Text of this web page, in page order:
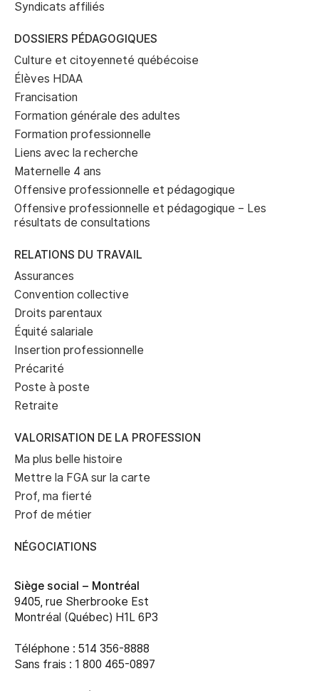
Syndicats affiliés
DOSSIERS PÉDAGOGIQUES
Culture et citoyenneté québécoise
Élèves HDAA
Francisation
Formation générale des adultes
Formation professionnelle
Liens avec la recherche
Maternelle 4 ans
Offensive professionnelle et pédagogique
Offensive professionnelle et pédagogique – Les
résultats de consultations
RELATIONS DU TRAVAIL
Assurances
Convention collective
Droits parentaux
Équité salariale
Insertion professionnelle
Précarité
Poste à poste
Retraite
VALORISATION DE LA PROFESSION
Ma plus belle histoire
Mettre la FGA sur la carte
Prof, ma fierté
Prof de métier
NÉGOCIATIONS
Siège social – Montréal
9405, rue Sherbrooke Est
Montréal (Québec) H1L 6P3
Téléphone : 514 356-8888
Sans frais : 1 800 465-0897